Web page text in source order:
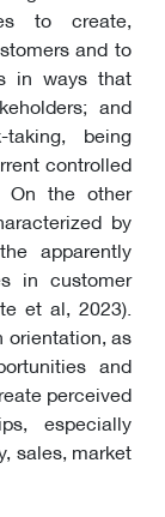
to create,
and to
in ways that
and
being
controlled
On the other
by
apparently
in customer
et al, 2023).
orientation, as
and
perceived
especially
sales, market